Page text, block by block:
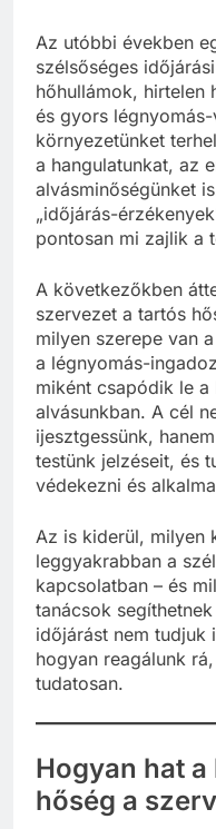
Az utóbbi években
szélsőséges
hőhullámok, hirtelen
és gyors
környezetünket
a hangulatunkat, az
alvásminőségünket
„időjárás-
pontosan mi zajlik a
A következőkben
szervezet a tartós
milyen szerepe van
a légnyomás-
miként csapódik le
alvásunkban. A cél
ijesztgessünk,
testünk jelzéseit, és
védekezni és
Az is kiderül, milyen
leggyakrabban a
kapcsolatban – és
tanácsok
időjárást nem tudjuk
hogyan reagálunk
tudatosan.
Hogyan hat
hőség a